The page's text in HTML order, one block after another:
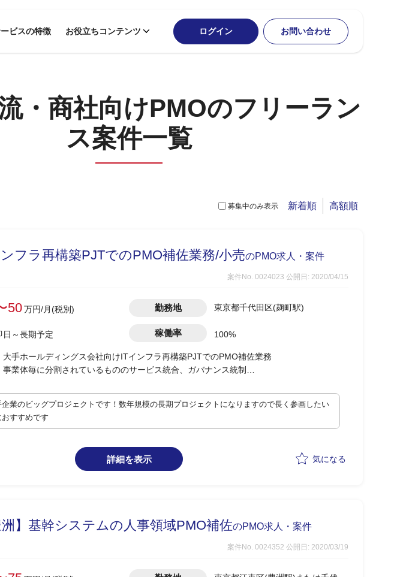
ビスの特徴 お役立ちコンテンツ ログイン お問い合わせ
・商社向けPMOのフリーラン
ス案件一覧
募集中のみ表示 新着順 高額順
フラ再構築PJTでのPMO補佐業務/小売のPMO求人・案件
案件No. 0024023 公開日: 2020/04/15
50万円/月(税別) 勤務地 東京都千代田区(麹町駅)
日～長期予定 稼働率 100%
大手ホールディングス会社向けITインフラ再構築PJTでのPMO補佐業務
事業体毎に分割されているもののサービス統合、ガバナンス統制
企業のビッグプロジェクトです！数年規模の長期プロジェクトになりますので長く参画したい
おすすめです
詳細を表示 気になる
洲】基幹システムの人事領域PMO補佐のPMO求人・案件
案件No. 0024352 公開日: 2020/03/19